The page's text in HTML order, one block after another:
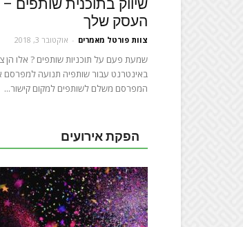
שיווק בתוכנית שותפים –
העסק שלך
צוות פורטל מאמרים - אוקטובר 3, 2018
שמעת פעם על תוכניות שותפים ? אלו הן
באינטרנט עבור שותפיה תנועה למפרסם
המפרסם משלם לשותפים למקום קישור...
הפקת אירועים